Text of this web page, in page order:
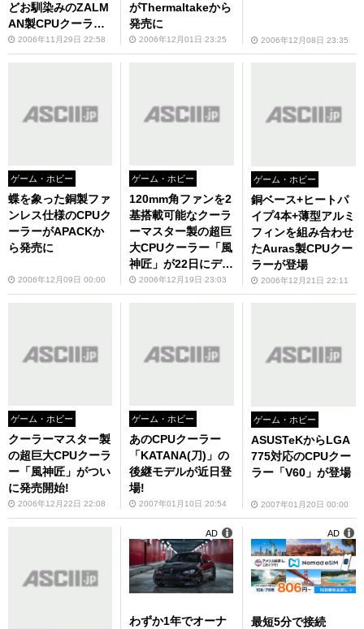
どお馴染みのZALM
AN製CPUクーラー
にバリエーションモ
デルが続々加わる！
2006年11月29日 22:58
がThermaltakeから
発売に
2006年12月01日 23:25 2006年12月08日 23:35
ゲーム・ホビー
蝶を象った銅製ファ
ンレス仕様のCPUク
ーラーがAPACKか
ら発売に
2006年12月09日 00:00
ゲーム・ホビー
120mm角ファンを2
基搭載可能なクーラ
ーマスター製の超巨
大CPUクーラー「風
神匠」が22日にデビ
ュー!!
2006年12月19日 23:03
ゲーム・ホビー
銅ベース+ヒートパ
イプ4本+薄型アルミ
フィンを組み合わせ
たAuras製CPUクー
ラーが登場
2006年12月21日 22:11
ゲーム・ホビー
クーラーマスター製
の超巨大CPUクーラ
ー「風神匠」がつい
に発売開始!
2006年12月22日 22:08
ゲーム・ホビー
あのCPUクーラー
「KATANA(刀)」の
後継モデルが近日登
場!
2007年01月10日 20:54
ゲーム・ホビー
ASUSTeKからLGA
775対応のCPUクー
ラー「V60」が登場
2007年01月20日 00:00
わずか1年でオーナ
AD
最短5分で接続
AD